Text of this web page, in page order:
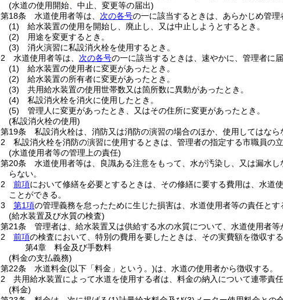
(水道の使用開始、中止、変更等の届出)
第18条
水道使用者等は、 次の各号の一に該当するときは、あらかじめ管理
(1)
給水装置の使用を開始し、廃止し、又は中止しようとするとき。
(2)
用途を変更するとき。
(3)
消火演習に私設消火栓を使用するとき。
2
水道使用者等は、 次の各号の一に該当するときは、速やかに、管理者に
(1)
給水装置の使用者に変更があったとき。
(2)
給水装置の所有者に変更があったとき。
(3)
共用給水装置の使用世帯数又は箇所数に異動があったとき。
(4)
私設消火栓を消火に使用したとき。
(5)
管理人に変更があったとき、又はその住所に変更があったとき。
(私設消火栓の使用)
第19条
私設消火栓は、消防又は消防の演習の場合のほか、使用してはなら
2
私設消火栓を消防の演習に使用するときは、管理者の指定する市職員の立
(水道使用者等の管理上の責任)
第20条
水道使用者等は、良識ある注意をもって、水が汚染し、又は漏水
らない。
2
前項において修繕を必要とするときは、その修繕に要する費用は、水道
ことができる。
3
第1項の管理義務を怠ったために生じた損害は、水道使用者等の責任とす
(給水装置及び水質の検査)
第21条
管理者は、給水装置又は供給する水の水質について、水道使用者
2
前項の検査において、特別の費用を要したときは、その実費額を徴収する
第4章
料金及び手数料
(料金の支払義務)
第22条
水道料金(以下「料金」という。)は、水道の使用者から徴収する。
2
共用給水装置によって水道を使用する者は、料金の納入について連帯責
(料金)